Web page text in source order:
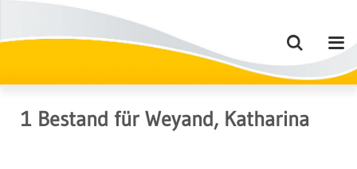
1 Bestand für Weyand, Katharina